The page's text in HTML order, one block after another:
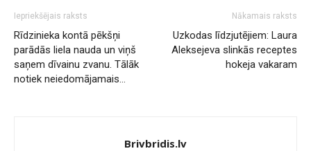
Iepriekšējais raksts
Rīdzinieka kontā pēkšņi
parādās liela nauda un viņš
saņem dīvainu zvanu. Tālāk
notiek neiedomājamais…
Nākamais raksts
Uzkodas līdzjutējiem: Laura
Aleksejeva slinkās receptes
hokeja vakaram
Brivbridis.lv